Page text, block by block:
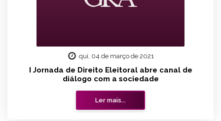
qui, 04 de março de 2021
I Jornada de Direito Eleitoral abre canal de
diálogo com a sociedade
Ler mais...